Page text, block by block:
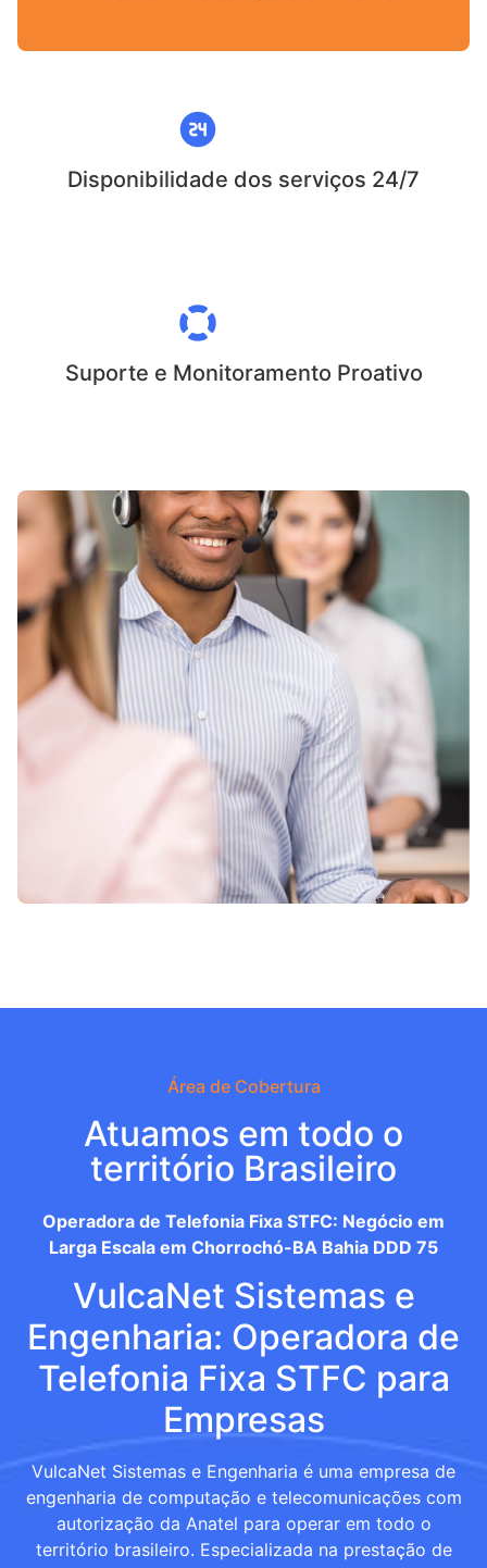
Disponibilidade dos serviços 24/7
Suporte e Monitoramento Proativo
Área de Cobertura
Atuamos em todo o
território Brasileiro
Operadora de Telefonia Fixa STFC: Negócio em
Larga Escala em Chorrochó-BA Bahia DDD 75
VulcaNet Sistemas e
Engenharia: Operadora de
Telefonia Fixa STFC para
Empresas
VulcaNet Sistemas e Engenharia é uma empresa de
engenharia de computação e telecomunicações com
autorização da Anatel para operar em todo o
território brasileiro. Especializada na prestação de